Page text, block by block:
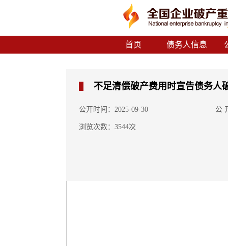
首页 债务人信息
不足清偿破产费用时宣告债务人
公开时间：2025-09-30 公
浏览次数：3544次